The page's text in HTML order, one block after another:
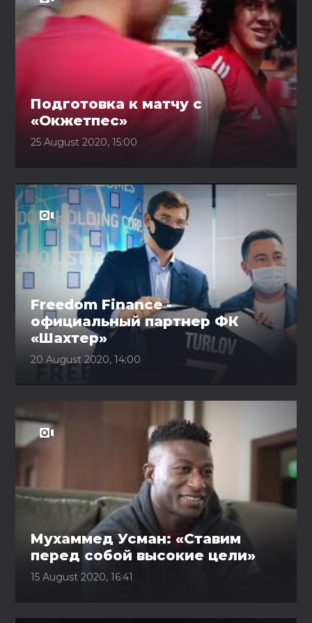
Подготовка к матчу с
«Окжетпес»
25 August 2020, 15:00
Freedom Finance -
официальный партнер ФК
«Шахтер»
20 August 2020, 14:00
Мухаммед Усман: «Ставим
перед собой высокие цели»
15 August 2020, 16:41